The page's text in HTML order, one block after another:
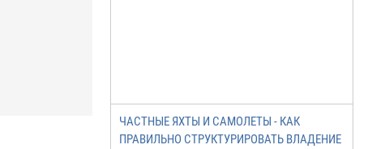
ЧАСТНЫЕ ЯХТЫ И САМОЛЕТЫ - КАК
ПРАВИЛЬНО СТРУКТУРИРОВАТЬ ВЛАДЕНИЕ